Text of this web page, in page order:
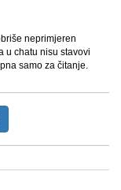
neprimjeren
u chatu nisu stavovi
samo za čitanje.